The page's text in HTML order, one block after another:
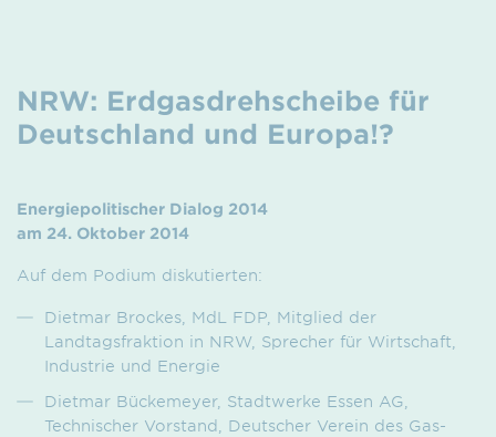
NRW: Erdgasdrehscheibe für
Deutschland und Europa!?
Energiepolitischer Dialog 2014
am 24. Oktober 2014
Auf dem Podium diskutierten:
Dietmar Brockes, MdL FDP, Mitglied der
Landtagsfraktion in NRW, Sprecher für Wirtschaft,
Industrie und Energie
Dietmar Bückemeyer, Stadtwerke Essen AG,
Technischer Vorstand, Deutscher Verein des Gas-